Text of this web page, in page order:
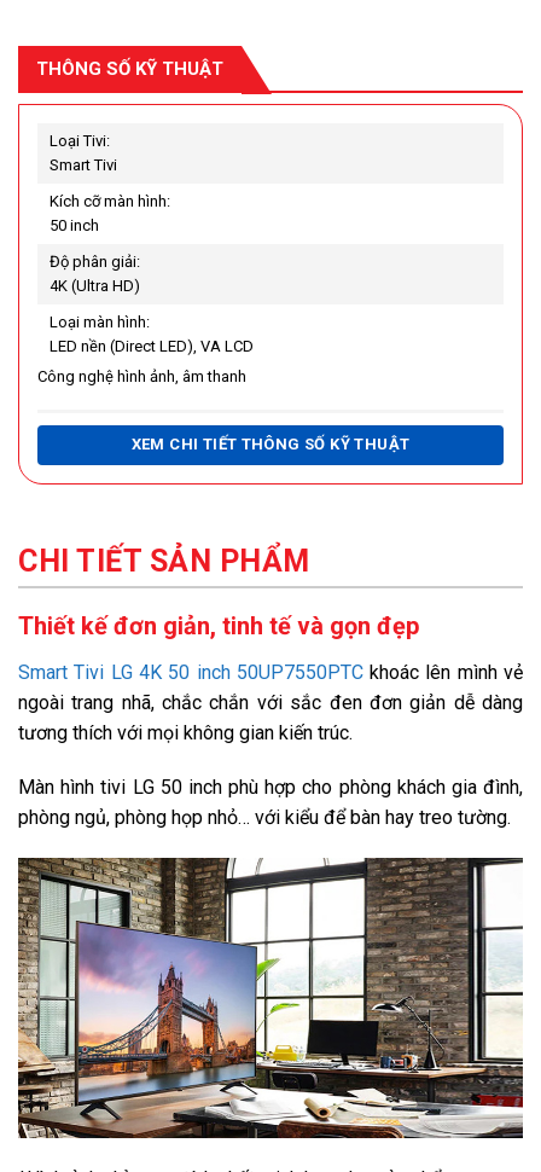
THÔNG SỐ KỸ THUẬT
Loại Tivi:
Smart Tivi
Kích cỡ màn hình:
50 inch
Độ phân giải:
4K (Ultra HD)
Loại màn hình:
LED nền (Direct LED), VA LCD
Công nghệ hình ảnh, âm thanh
Công nghệ hình ảnh:
Chế độ nhà làm phim FilmMaker Mode
HDR Dynamic Tone Mapping
HDR10 Pro
HLG
Nâng cấp hình ảnh Image Enhancing
Tần số quét thực:
Công nghệ âm thanh:
Chế độ lọc thoại Clear Voice III
Âm thanh phù hợp theo nội dung AI Sound
Điều chỉnh âm thanh tự động AI Acoustic Tuning
Đồng bộ hóa âm thanh LG Sound Sync
Tổng công suất loa:
20 W
XEM CHI TIẾT THÔNG SỐ KỸ THUẬT
CHI TIẾT SẢN PHẨM
Thiết kế đơn giản, tinh tế và gọn đẹp
Smart Tivi LG 4K 50 inch 50UP7550PTCkhoác lên mình vẻ
ngoài trang nhã, chắc chắn với sắc đen đơn giản dễ dàng
tương thích với mọi không gian kiến trúc.
Màn hình tivi LG 50 inch phù hợp cho phòng khách gia đình,
phòng ngủ, phòng họp nhỏ… với kiểu để bàn hay treo tường.